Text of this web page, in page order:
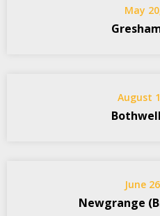
May
August
June
Newgrange